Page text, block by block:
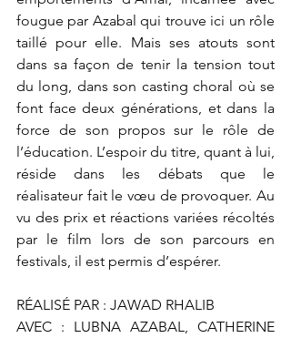
fougue par Azabal qui trouve ici un rôle
taillé pour elle. Mais ses atouts sont
dans sa façon de tenir la tension tout
du long, dans son casting choral où se
font face deux générations, et dans la
force de son propos sur le rôle de
l’éducation. L’espoir du titre, quant à lui,
réside dans les débats que le
réalisateur fait le vœu de provoquer. Au
vu des prix et réactions variées récoltés
par le film lors de son parcours en
festivals, il est permis d’espérer.
RÉALISÉ PAR : JAWAD RHALIB
AVEC : LUBNA AZABAL, CATHERINE